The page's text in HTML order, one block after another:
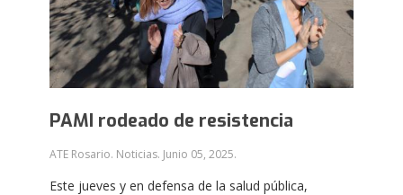
PAMI rodeado de resistencia
ATE Rosario. Noticias. Junio 05, 2025.
Este jueves y en defensa de la salud pública,